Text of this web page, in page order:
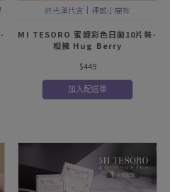
許光漢代言｜裸感小鹿款
MI TESORO 蜜緹彩色日拋10片裝-
相擁 Hug Berry
$449
加入配送單